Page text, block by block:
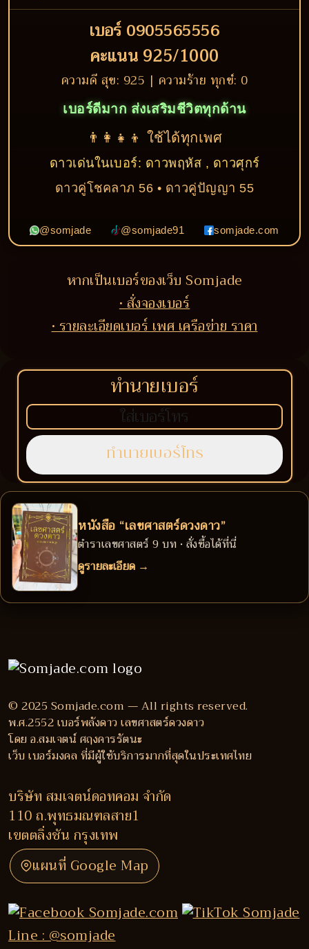
เบอร์ 0905565556
คะแนน 925/1000
ความดี สุข: 925 | ความร้าย ทุกข์: 0
เบอร์ดีมาก ส่งเสริมชีวิตทุกด้าน
👨‍👩‍👧‍👦 ใช้ได้ทุกเพศ
ดาวเด่นในเบอร์: ดาวพฤหัส , ดาวศุกร์
ดาวคู่โชคลาภ 56 • ดาวคู่ปัญญา 55
@somjade @somjade91 somjade.com
หากเป็นเบอร์ของเว็บ Somjade
• สั่งจองเบอร์
• รายละเอียดเบอร์ เพศ เครือข่าย ราคา
ทำนายเบอร์
หนังสือ “เลขศาสตร์ดวงดาว”
ตำราเลขศาสตร์ 9 บท • สั่งซื้อได้ที่นี่
ดูรายละเอียด →
© 2025 Somjade.com — All rights reserved.
พ.ศ.2552 เบอร์พลังดาว เลขศาสตร์ดวงดาว
โดย อ.สมเจตน์ ศฤงคารรัตนะ
เว็บ เบอร์มงคล ที่มีผู้ใช้บริการมากที่สุดในประเทศไทย
บริษัท สมเจตน์ดอทคอม จำกัด
110 ถ.พุทธมณฑลสาย1
เขตตลิ่งชัน กรุงเทพ
แผนที่ Google Map
Line : @somjade